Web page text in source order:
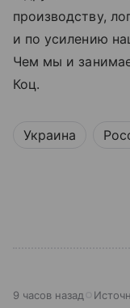
производству,
и по усилению
Чем мы и
Коц.
Украина
9 часов назад